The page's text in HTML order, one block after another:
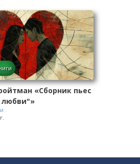
«Сборник пьес
любви"»